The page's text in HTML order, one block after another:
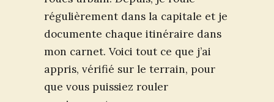
régulièrement dans la capitale et je
documente chaque itinéraire dans
mon carnet. Voici tout ce que j’ai
appris, vérifié sur le terrain, pour
que vous puissiez rouler